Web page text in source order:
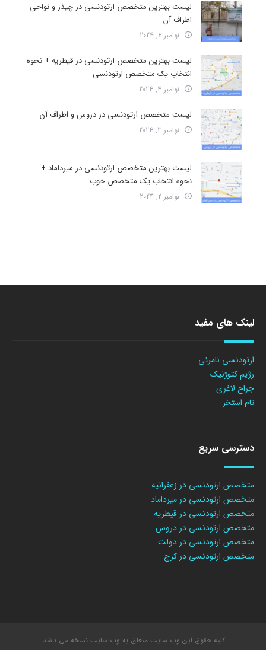
لیست بهترین متخصص ارتودنسی در چیذر و نواحی
اطراف آن
نوامبر 6, 2024
لیست بهترین متخصص ارتودنسی در قیطریه + نحوه
انتخاب یک متخصص ارتودنسی
نوامبر 4, 2024
لیست متخصص ارتودنسی در دروس و اطراف آن
نوامبر 3, 2024
لیست بهترین متخصص ارتودنسی در میرداماد +
نحوه انتخاب یک متخصص خوب
نوامبر 2, 2024
لینک های مفید
ارتودنسی نامرئی
رژیم کتوژنیک
جراح لاغری
تام استخر
دسترسی سریع
متخصص ارتودنسی در زعفرانیه
متخصص ارتودنسی در میرداماد
متخصص ارتودنسی در قیطریه
متخصص ارتودنسی در دروس
متخصص ارتودنسی در دولت
متخصص ارتودنسی در کرج
کلیه حقوق این وب سایت متعلق به وب سایت نسخه می باشد.